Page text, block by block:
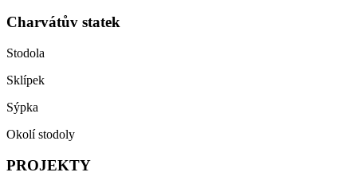
Charvátův statek
Stodola
Sklípek
Sýpka
Okolí stodoly
PROJEKTY